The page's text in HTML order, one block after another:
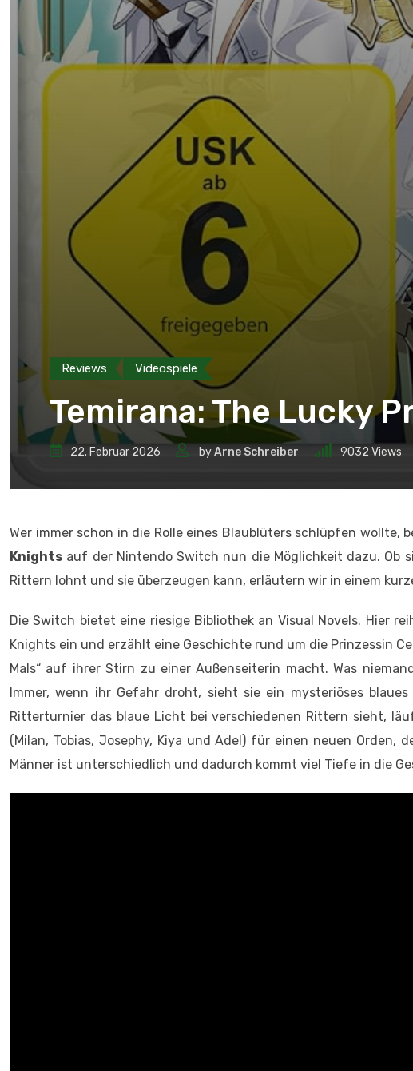
Reviews Videospiele
Temirana: The Lucky
22. Februar 2026 byArne Schreiber 9032 Views
Wer immer schon in die Rolle eines Blaublüters schlüpfen wollte,
Knights auf der Nintendo Switch nun die Möglichkeit dazu. Ob
Rittern lohnt und sie überzeugen kann, erläutern wir in einem
Die Switch bietet eine riesige Bibliothek an Visual Novels. Hier
Knights ein und erzählt eine Geschichte rund um die Prinzessin
Mals“ auf ihrer Stirn zu einer Außenseiterin macht. Was
Immer, wenn ihr Gefahr droht, sieht sie ein mysteriöses
Ritterturnier das blaue Licht bei verschiedenen Rittern sieht,
(Milan, Tobias, Josephy, Kiya und Adel) für einen neuen
Männer ist unterschiedlich und dadurch kommt viel Tiefe in die